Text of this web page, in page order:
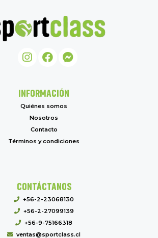
INFORMACIÓN
Quiénes somos
Nosotros
Contacto
Términos y condiciones
CONTÁCTANOS
+56-2-23068130
+56-2-27099139
+56-9-75166318
ventas@sportclass.cl